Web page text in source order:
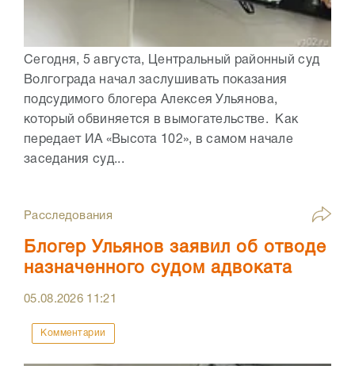
Сегодня, 5 августа, Центральный районный суд
Волгограда начал заслушивать показания
подсудимого блогера Алексея Ульянова,
который обвиняется в вымогательстве. Как
передает ИА «Высота 102», в самом начале
заседания суд...
Расследования
Блогер Ульянов заявил об отводе
назначенного судом адвоката
05.08.2026 11:21
Комментарии